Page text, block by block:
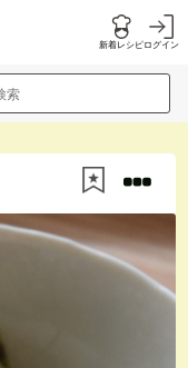
新着レシピログイン
索